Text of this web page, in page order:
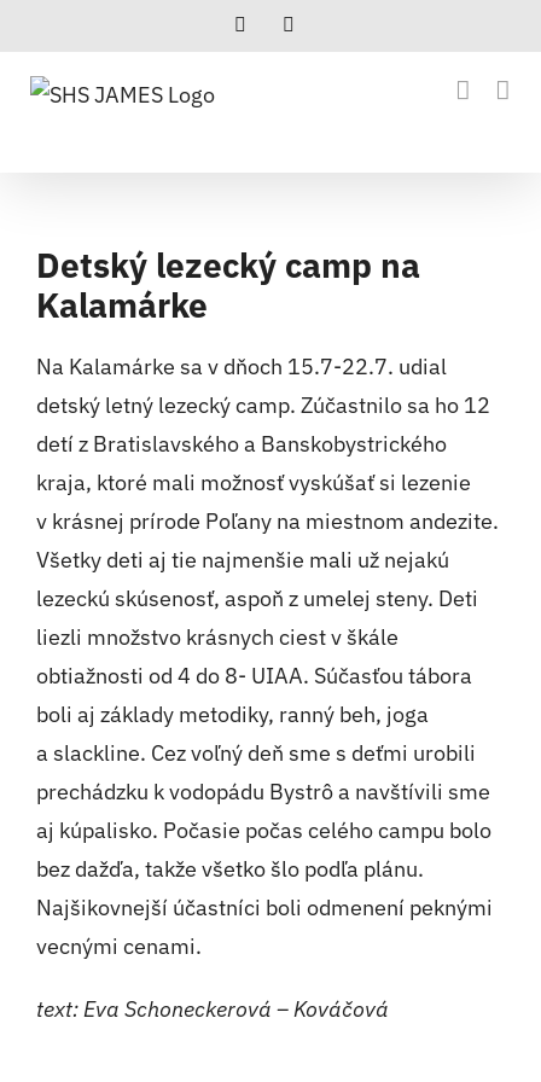
to
content
Facebook
Detský lezecký camp na
Kalamárke
Na Kalamárke sa v dňoch 15.7-22.7. udial
detský letný lezecký camp. Zúčastnilo sa ho 12
detí z Bratislavského a Banskobystrického
kraja, ktoré mali možnosť vyskúšať si lezenie
v krásnej prírode Poľany na miestnom andezite.
Všetky deti aj tie najmenšie mali už nejakú
lezeckú skúsenosť, aspoň z umelej steny. Deti
liezli množstvo krásnych ciest v škále
obtiažnosti od 4 do 8- UIAA. Súčasťou tábora
boli aj základy metodiky, ranný beh, joga
a slackline. Cez voľný deň sme s deťmi urobili
prechádzku k vodopádu Bystrô a navštívili sme
aj kúpalisko. Počasie počas celého campu bolo
bez dažďa, takže všetko šlo podľa plánu.
Najšikovnejší účastníci boli odmenení peknými
vecnými cenami.
text: Eva Schoneckerová – Kováčová